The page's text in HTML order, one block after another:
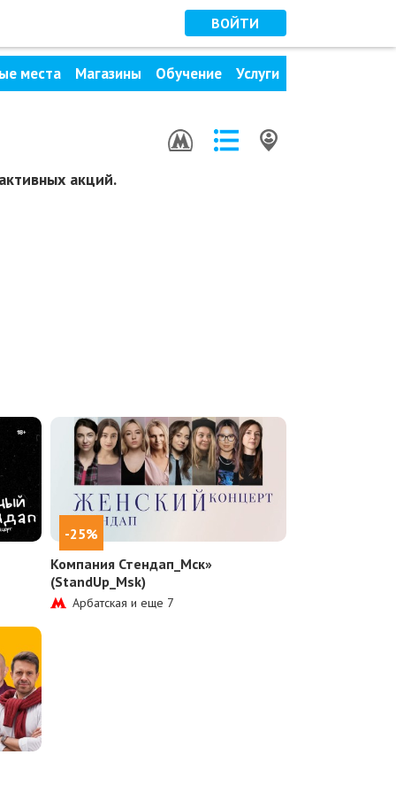
ВОЙТИ
места Магазины Обучение Услуги
акций.
-25%
Компания Стендап_Мск»
(StandUp_Msk)
Арбатская и еще 7